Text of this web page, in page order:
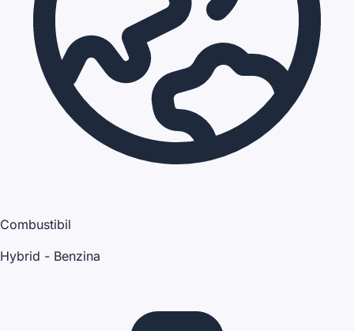
Combustibil
Hybrid - Benzina